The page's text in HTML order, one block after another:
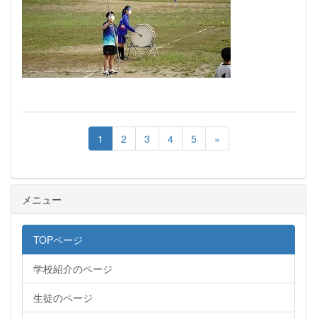
1 2 3 4 5 »
メニュー
TOPページ
学校紹介のページ
生徒のページ